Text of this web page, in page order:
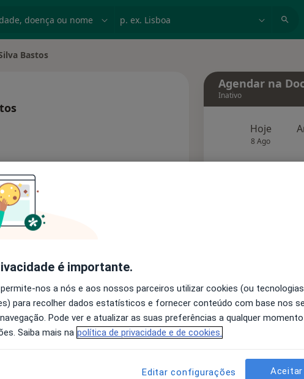
Bastos
Solicite um atendimento
a experiência
Agendar na
Inativo
Hoje
8 Ago
é importante.
nos a nós e aos nossos parceiros utilizar cookies (ou tecnologias
para recolher dados estatísticos e fornecer conteúdo com base nos
Pode ver e atualizar as suas preferências a qualquer
Saiba mais na política de privacidade e de cookies.
Editar configurações Aceitar